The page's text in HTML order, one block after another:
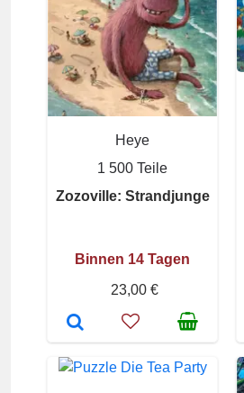
Heye
1 500 Teile
Zozoville: Strandjunge
Binnen 14 Tagen
23,00 €